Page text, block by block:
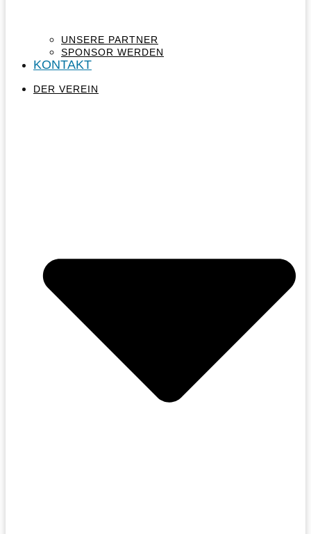
UNSERE PARTNER
SPONSOR WERDEN
KONTAKT
DER VEREIN